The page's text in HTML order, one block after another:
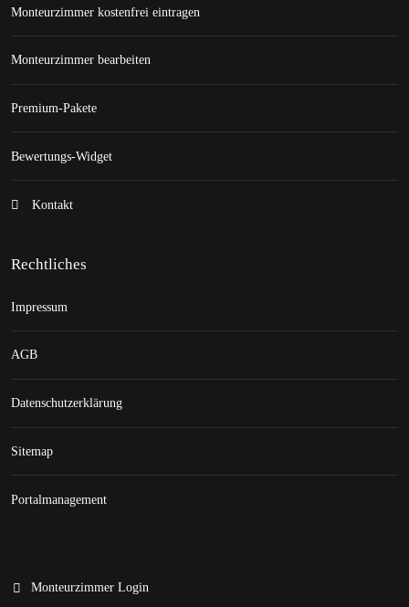
Monteurzimmer kostenfrei eintragen
Monteurzimmer bearbeiten
Premium-Pakete
Bewertungs-Widget
Kontakt
Rechtliches
Impressum
AGB
Datenschutzerklärung
Sitemap
Portalmanagement
Monteurzimmer Login